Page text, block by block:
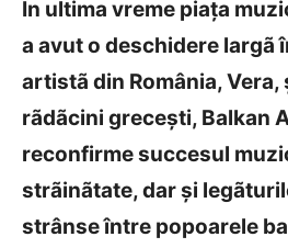
În ultima vreme piaţa
a avut o deschidere largã
artistã din România,
rãdãcini greceşti, Balkan
reconfirme succesul
strãinãtate, dar şi
strânse între popoarele